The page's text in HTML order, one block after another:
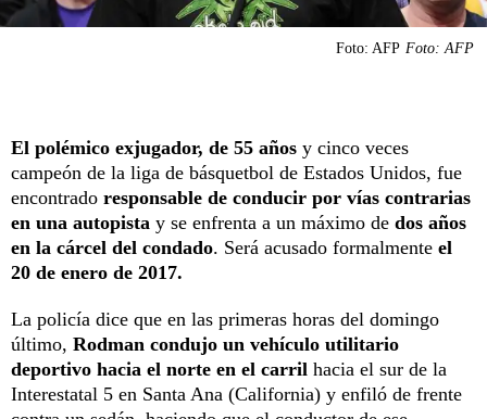
Foto: AFP Foto: AFP
El polémico exjugador, de 55 años y cinco veces
campeón de la liga de básquetbol de Estados Unidos, fue
encontrado responsable de conducir por vías contrarias
en una autopista y se enfrenta a un máximo de dos años
en la cárcel del condado. Será acusado formalmente el
20 de enero de 2017.
La policía dice que en las primeras horas del domingo
último, Rodman condujo un vehículo utilitario
deportivo hacia el norte en el carril hacia el sur de la
Interestatal 5 en Santa Ana (California) y enfiló de frente